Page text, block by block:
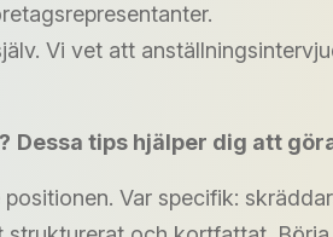
Vi vet att
Dessa tips hjälper dig att
Var specifik: